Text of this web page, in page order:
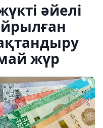
әйелі
жүр